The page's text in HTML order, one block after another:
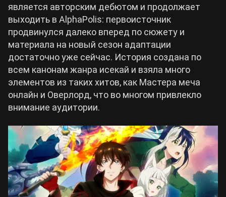
Crimson Desert
Zenless Zone Zero
Kingdom Come: Deliverance 2
Path of Exile 2
Wuthering Waves
Roblox
Билды Arknights: Endfield
Билды Wuthering Waves
Билды Cyberpunk 2077
Билды Path of Exile 2
является авторским дебютом и продолжает
выходить в AlphaPolis: первоисточник
продвинулся далеко вперед по сюжету и
материала на новый сезон адаптации
достаточно уже сейчас. История создана по
всем канонам жанра исекай и взяла много
элементов из таких хитов, как Мастера меча
онлайн и Оверлорд, что во многом привлекло
внимание аудитории.